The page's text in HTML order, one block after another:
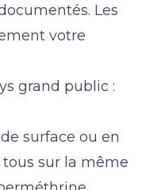
Les
votre
grand public :
surface ou en
sur la même